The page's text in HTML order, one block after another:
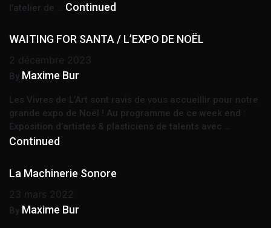
l’atelier de … Continued
WAITING FOR SANTA / L’EXPO DE NOËL
2 décembre 2023
By Maxime Bur
Les Vivres de L’Art sont ravis de vous accueillir pour notre
grande expo de Noël ! Au programme de ce week end :
Exposition d’artistes & plasticiens de talents avec …
Continued
La Machinerie Sonore
23 mars 2022
By Maxime Bur